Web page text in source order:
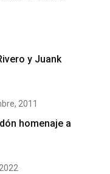
y Juank
2011
homenaje a